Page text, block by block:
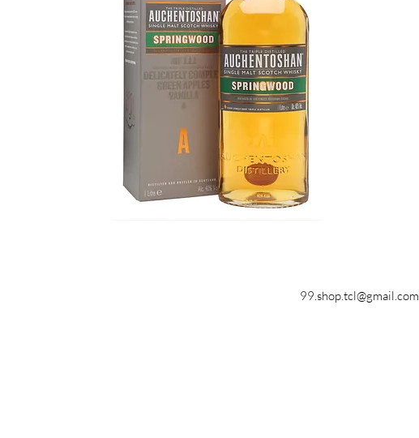
99.shop.tcl@gmail.com